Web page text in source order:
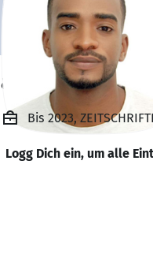
abdelhak
Bis 2023,
Logg Dich ein, um alle